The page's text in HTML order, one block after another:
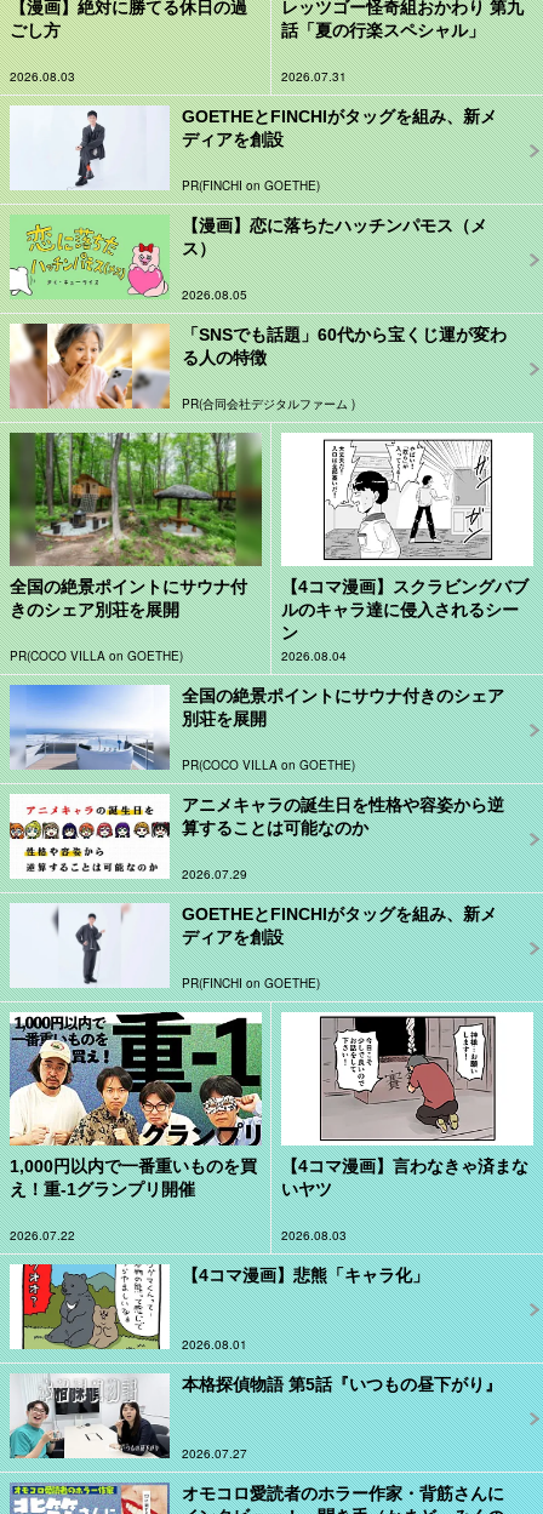
【漫画】絶対に勝てる休日の過
ごし方
2026.08.03
レッツゴー怪奇組おかわり 第九
話「夏の行楽スペシャル」
2026.07.31
GOETHEとFINCHIがタッグを組み、新メ
ディアを創設
PR(FINCHI on GOETHE)
【漫画】恋に落ちたハッチンパモス（メ
ス）
2026.08.05
「SNSでも話題」60代から宝くじ運が変わ
る人の特徴
PR(合同会社デジタルファーム )
全国の絶景ポイントにサウナ付
きのシェア別荘を展開
PR(COCO VILLA on GOETHE)
【4コマ漫画】スクラビングバブ
ルのキャラ達に侵入されるシー
ン
2026.08.04
全国の絶景ポイントにサウナ付きのシェア
別荘を展開
PR(COCO VILLA on GOETHE)
アニメキャラの誕生日を性格や容姿から逆
算することは可能なのか
2026.07.29
GOETHEとFINCHIがタッグを組み、新メ
ディアを創設
PR(FINCHI on GOETHE)
1,000円以内で一番重いものを買
え！重-1グランプリ開催
2026.07.22
【4コマ漫画】言わなきゃ済まな
いヤツ
2026.08.03
【4コマ漫画】悲熊「キャラ化」
2026.08.01
本格探偵物語 第5話『いつもの昼下がり』
2026.07.27
オモコロ愛読者のホラー作家・背筋さんに